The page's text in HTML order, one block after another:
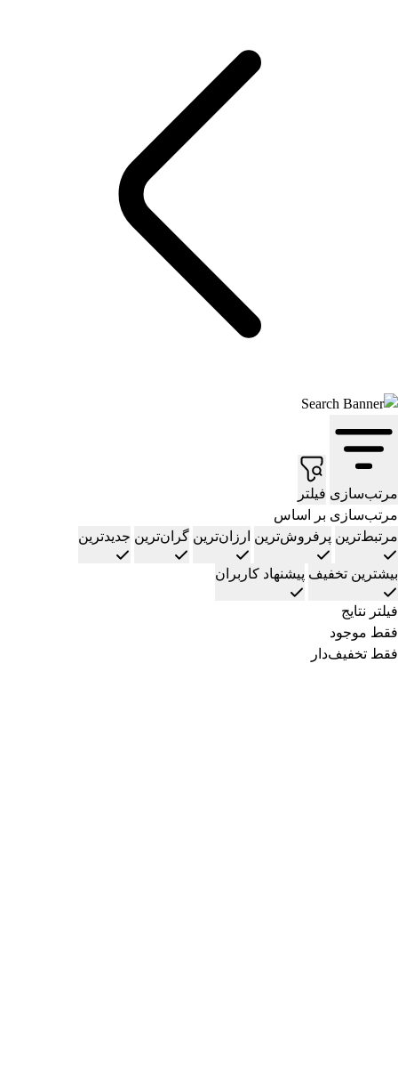
مرتب‌سازی فیلتر
مرتب‌سازی بر اساس
مرتبط‌ترین پرفروش‌ترین ارزان‌ترین گران‌ترین جدیدترین
بیشترین تخفیف پیشنهاد کاربران
فیلتر نتایج
فقط موجود
فقط تخفیف‌دار